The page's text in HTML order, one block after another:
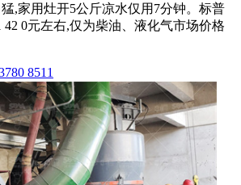
,家用灶开5公斤凉水仅用7分钟。标普
42 0元左右,仅为柴油、液化气市场价格
8511